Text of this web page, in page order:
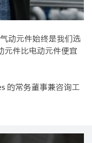
动元件始终是我们选
元件比电动元件便宜
的常务董事兼咨询工